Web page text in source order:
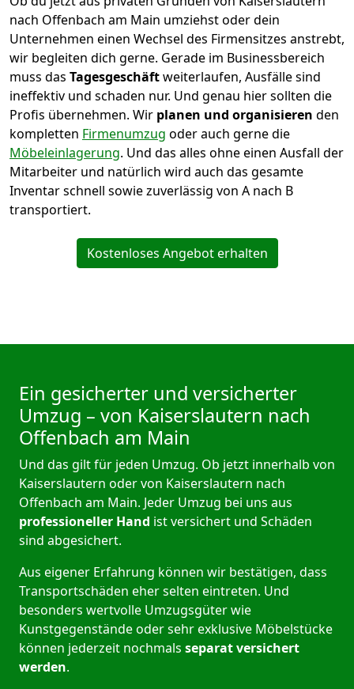
nach Offenbach am Main umziehst oder dein
Unternehmen einen Wechsel des Firmensitzes anstrebt,
wir begleiten dich gerne. Gerade im Businessbereich
muss das Tagesgeschäftweiterlaufen, Ausfälle sind
ineffektiv und schaden nur. Und genau hier sollten die
Profis übernehmen. Wir planen und organisieren den
kompletten Firmenumzug oder auch gerne die
Möbeleinlagerung. Und das alles ohne einen Ausfall der
Mitarbeiter und natürlich wird auch das gesamte
Inventar schnell sowie zuverlässig von A nach B
transportiert.
Kostenloses Angebot erhalten
Ein gesicherter und versicherter
Umzug – von Kaiserslautern nach
Offenbach am Main
Und das gilt für jeden Umzug. Ob jetzt innerhalb von
Kaiserslautern oder von Kaiserslautern nach
Offenbach am Main. Jeder Umzug bei uns aus
professioneller Hand ist versichert und Schäden
sind abgesichert.
Aus eigener Erfahrung können wir bestätigen, dass
Transportschäden eher selten eintreten. Und
besonders wertvolle Umzugsgüter wie
Kunstgegenstände oder sehr exklusive Möbelstücke
können jederzeit nochmals separat versichert
werden.